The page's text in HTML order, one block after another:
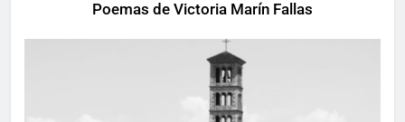
Poemas de Victoria Marín Fallas